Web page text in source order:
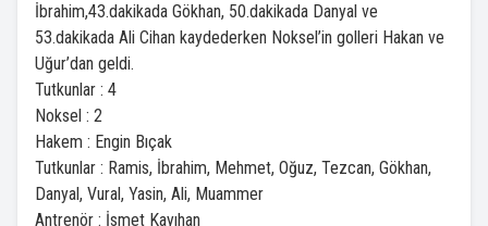
İbrahim,43.dakikada Gökhan, 50.dakikada Danyal ve
53.dakikada Ali Cihan kaydederken Noksel’in golleri Hakan ve
Uğur’dan geldi.
Tutkunlar : 4
Noksel : 2
Hakem : Engin Bıçak
Tutkunlar : Ramis, İbrahim, Mehmet, Oğuz, Tezcan, Gökhan,
Danyal, Vural, Yasin, Ali, Muammer
Antrenör : İsmet Kayıhan